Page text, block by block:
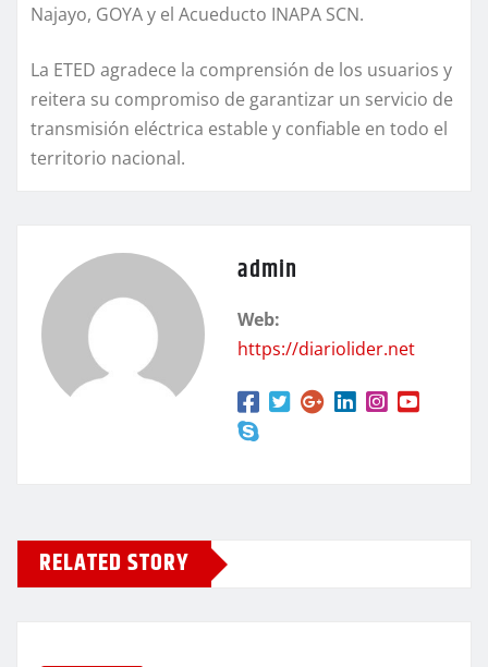
Najayo, GOYA y el Acueducto INAPA SCN.
La ETED agradece la comprensión de los usuarios y
reitera su compromiso de garantizar un servicio de
transmisión eléctrica estable y confiable en todo el
territorio nacional.
admin
Web:
https://diariolider.net
RELATED STORY